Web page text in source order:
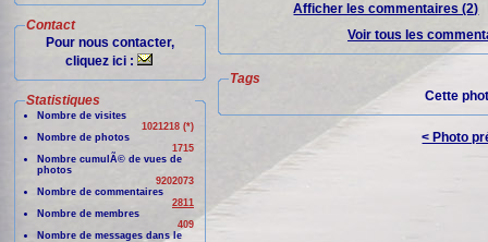
Contact
Pour nous contacter,
cliquez ici :
Statistiques
Nombre de visites
1021218 (*)
Nombre de photos
1715
Nombre cumulÃ© de vues de
photos
9202073
Nombre de commentaires
2811
Nombre de membres
409
Nombre de messages dans le
Afficher les commentaires (2)
Voir tous les
Tags
Cette
< Photo